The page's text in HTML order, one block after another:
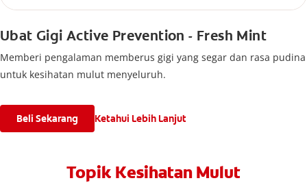
Ubat Gigi Active Prevention - Fresh Mint
Memberi pengalaman memberus gigi yang segar dan rasa pudina
untuk kesihatan mulut menyeluruh.
Beli Sekarang Ketahui Lebih Lanjut
Topik Kesihatan Mulut